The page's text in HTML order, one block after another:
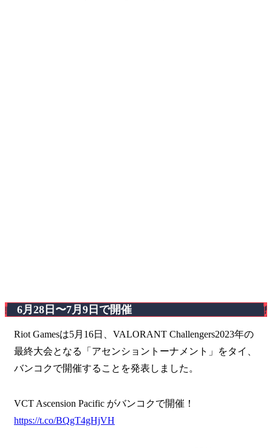
6月28日〜7月9日で開催
Riot Gamesは5月16日、VALORANT Challengers2023年の
最終大会となる「アセンショントーナメント」をタイ、
バンコクで開催することを発表しました。
VCT Ascension Pacific がバンコクで開催！
https://t.co/BQgT4gHjVH